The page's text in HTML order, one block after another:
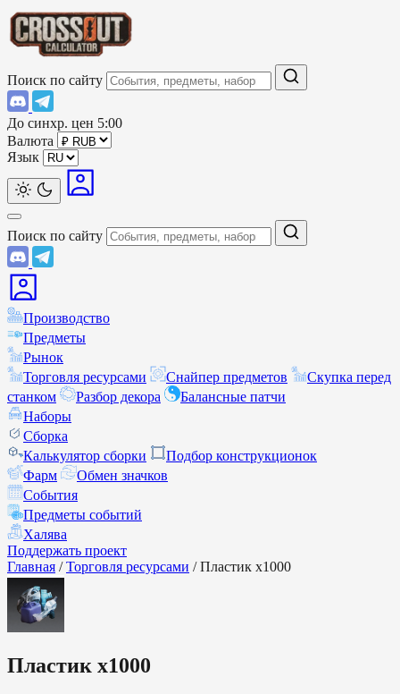
Поиск по сайту
До синхр. цен 5:00
Валюта
Язык
Поиск по сайту
Производство
Предметы
Рынок
Торговля ресурсами
Снайпер предметов
Скупка перед
станком
Разбор декора
Балансные патчи
Наборы
Сборка
Калькулятор сборки
Подбор конструкционок
Фарм
Обмен значков
События
Предметы событий
Халява
Поддержать проект
Главная /Торговля ресурсами /Пластик х1000
Пластик х1000